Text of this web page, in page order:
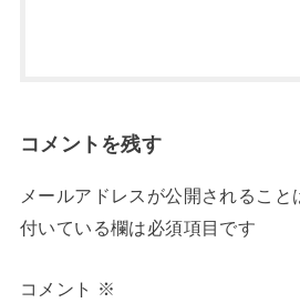
コメントを残す
メールアドレスが公開されること
付いている欄は必須項目です
コメント ※